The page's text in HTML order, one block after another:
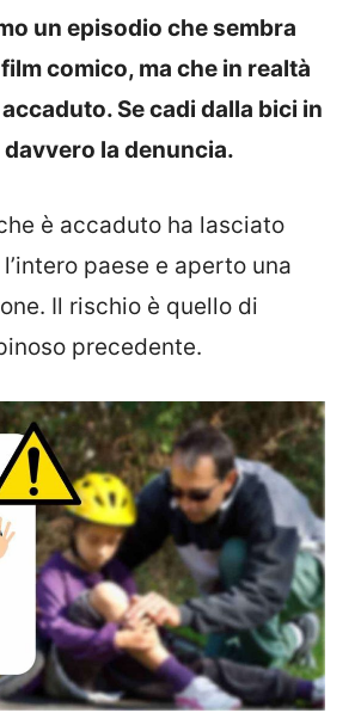
un episodio che sembra
comico, ma che in realtà
Se cadi dalla bici in
la denuncia.
è accaduto ha lasciato
paese e aperto una
Il rischio è quello di
precedente.